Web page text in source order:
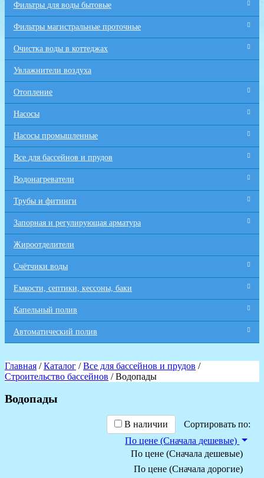
Фильтры для воды бытовые
Фильтры магистральные проточные
Очистка воды в коттеджах
Увлажнители воздуха
Отопление
Насосы
Насосы промышленные
Все для бaссейнов и прудов
Водонагреватели
Трубы и фитинги
Запорная и регулирующая арматура
Жироотделители
Счётчики воды
Емкости, септики, кессоны, баки
Капельный полив
Автоматический полив
Главная /Каталог /Все для бaссейнов и прудов /
Строительство бассейнов / Водопады
Водопады
В наличии
Сортировать по:
По цене (Сначала дешевые)
По цене (Сначала дешевые)
По цене (Сначала дорогие)